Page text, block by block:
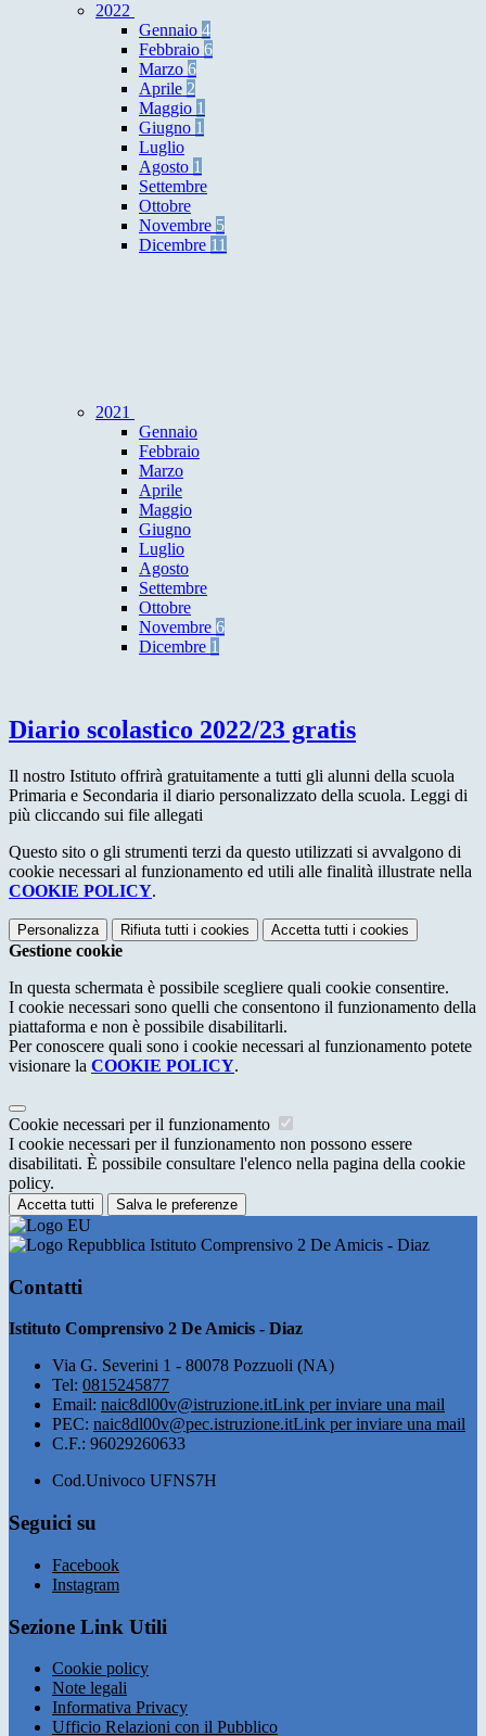
2022
Gennaio 4
Febbraio 6
Marzo 6
Aprile 2
Maggio 1
Giugno 1
Luglio
Agosto 1
Settembre
Ottobre
Novembre 5
Dicembre 11
2021
Gennaio
Febbraio
Marzo
Aprile
Maggio
Giugno
Luglio
Agosto
Settembre
Ottobre
Novembre 6
Dicembre 1
Diario scolastico 2022/23 gratis
Il nostro Istituto offrirà gratuitamente a tutti gli alunni della scuola
Primaria e Secondaria il diario personalizzato della scuola. Leggi di
più cliccando sui file allegati
Questo sito o gli strumenti terzi da questo utilizzati si avvalgono di
cookie necessari al funzionamento ed utili alle finalità illustrate nella
COOKIE POLICY.
Personalizza Rifiuta tutti i cookies Accetta tutti i cookies
Gestione cookie
In questa schermata è possibile scegliere quali cookie consentire.
I cookie necessari sono quelli che consentono il funzionamento della
piattaforma e non è possibile disabilitarli.
Per conoscere quali sono i cookie necessari al funzionamento potete
visionare la COOKIE POLICY.
Cookie necessari per il funzionamento
I cookie necessari per il funzionamento non possono essere
disabilitati. È possibile consultare l'elenco nella pagina della cookie
policy.
Accetta tutti Salva le preferenze
Istituto Comprensivo 2 De Amicis - Diaz
Contatti
Istituto Comprensivo 2 De Amicis - Diaz
Via G. Severini 1 - 80078 Pozzuoli (NA)
Tel: 0815245877
Email: naic8dl00v@istruzione.itLink per inviare una mail
PEC: naic8dl00v@pec.istruzione.itLink per inviare una mail
C.F.: 96029260633
Cod.Univoco UFNS7H
Seguici su
Facebook
Instagram
Sezione Link Utili
Cookie policy
Note legali
Informativa Privacy
Ufficio Relazioni con il Pubblico